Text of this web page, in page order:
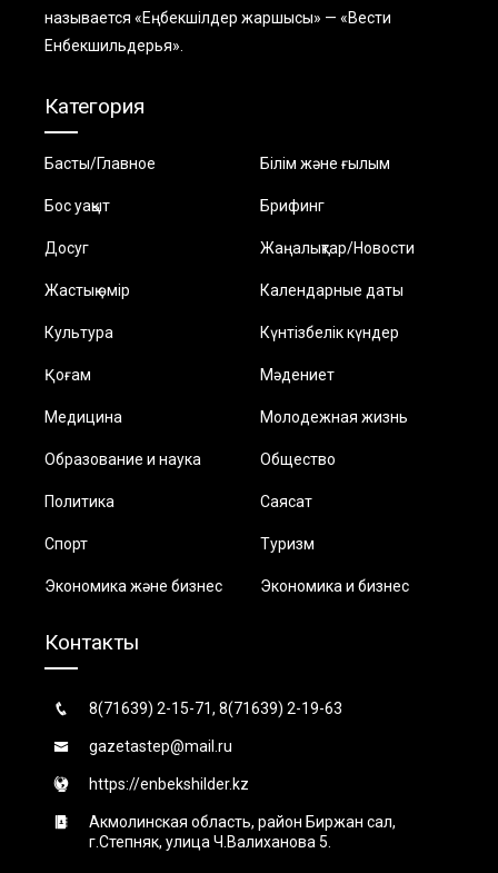
называется «Еңбекшiлдер жаршысы» — «Вести
Енбекшильдерья».
Категория
Басты/Главное Білім және ғылым
Бос уақыт Брифинг
Досуг Жаңалықтар/Новости
Жастық өмір Календарные даты
Культура Күнтізбелік күндер
Қоғам Мәдениет
Медицина Молодежная жизнь
Образование и наука Общество
Политика Саясат
Спорт Туризм
Экономика және бизнес Экономика и бизнес
Контакты
8(71639) 2-15-71, 8(71639) 2-19-63
gazetastep@mail.ru
https://enbekshilder.kz
Акмолинская область, район Биржан сал,
г.Степняк, улица Ч.Валиханова 5.